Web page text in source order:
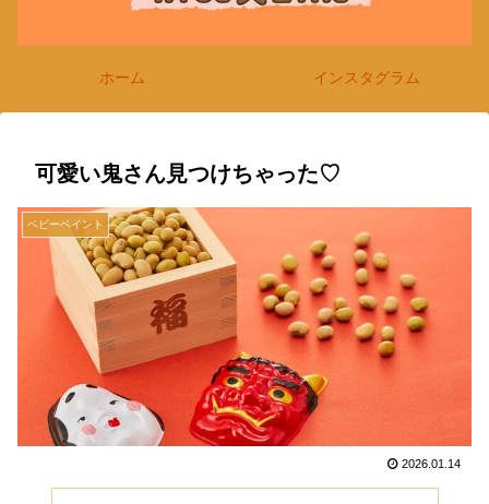
ホーム インスタグラム
可愛い鬼さん見つけちゃった♡
ベビーペイント
2026.01.14